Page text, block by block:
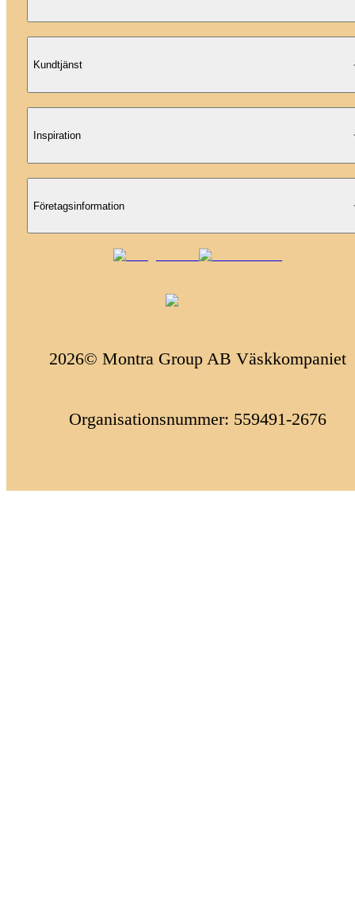
Kundtjänst
Inspiration
Företagsinformation
2026© Montra Group AB Väskkompaniet
Organisationsnummer: 559491-2676